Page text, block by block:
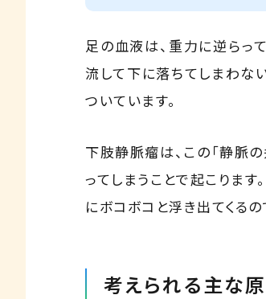
足の血液は、重力に逆らっ
流して下に落ちてしまわな
ついています。
下肢静脈瘤は、この「静脈
ってしまうことで起こりま
にボコボコと浮き出てくるの
考えられる主な